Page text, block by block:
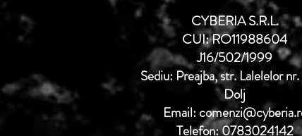
CYBERIA S.R.L.
CUI: RO11988604
J16/502/1999
Sediu: Preajba, str. Lalelelor
Dolj
Email:
Telefon: 0783024142